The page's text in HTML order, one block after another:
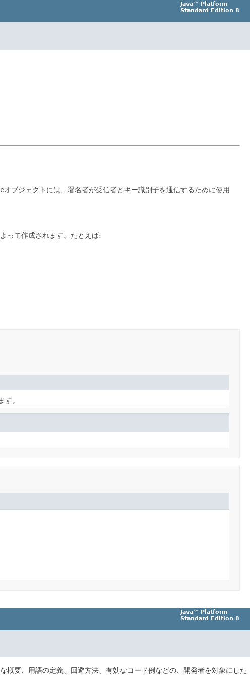
Java™ Platform
Standard Edition 8
オブジェクトには、署名者が受信者とキー識別子を通信するために使用
って作成されます。たとえば:
す。
Java™ Platform
Standard Edition 8
概要、用語の定義、回避方法、有効なコード例などの、開発者を対象にした